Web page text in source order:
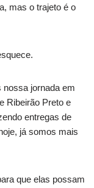
mas o trajeto é o
jornada em
Ribeirão Preto e
entregas de
já somos mais
que elas possam